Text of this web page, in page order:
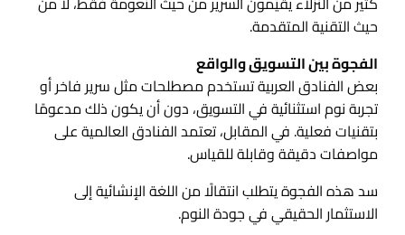
حيث التقنية المتقدمة.
الفجوة بين التسويق والواقع
بعض الفنادق العربية تستخدم مصطلحات مثل سرير فاخر أو
تجربة نوم استثنائية في التسويق، دون أن يكون ذلك مدعومًا
بتقنيات فعلية. في المقابل، تعتمد الفنادق العالمية على
مواصفات دقيقة وقابلة للقياس.
سد هذه الفجوة يتطلب انتقالًا من اللغة الإنشائية إلى
الاستثمار الحقيقي في جودة النوم.